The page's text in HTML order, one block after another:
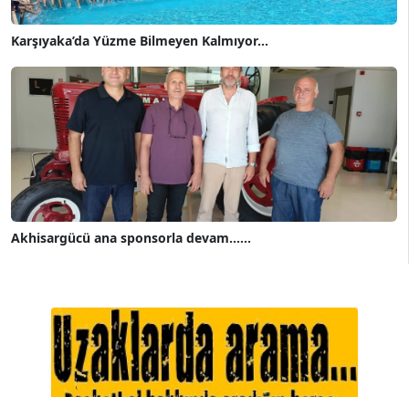
Karşıyaka’da Yüzme Bilmeyen Kalmıyor...
Akhisargücü ana sponsorla devam......